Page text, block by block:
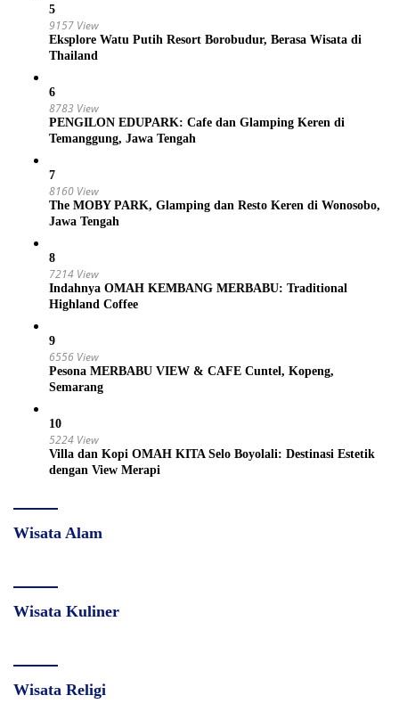
5
9157 View
Eksplore Watu Putih Resort Borobudur, Berasa Wisata di
Thailand
6
8783 View
PENGILON EDUPARK: Cafe dan Glamping Keren di
Temanggung, Jawa Tengah
7
8160 View
The MOBY PARK, Glamping dan Resto Keren di Wonosobo,
Jawa Tengah
8
7214 View
Indahnya OMAH KEMBANG MERBABU: Traditional
Highland Coffee
9
6556 View
Pesona MERBABU VIEW & CAFE Cuntel, Kopeng,
Semarang
10
5224 View
Villa dan Kopi OMAH KITA Selo Boyolali: Destinasi Estetik
dengan View Merapi
Wisata Alam
Wisata Kuliner
Wisata Religi